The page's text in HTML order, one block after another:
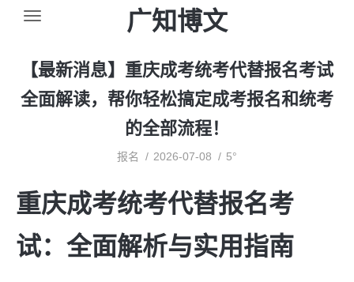
广知博文
【最新消息】重庆成考统考代替报名考试
全面解读，帮你轻松搞定成考报名和统考
的全部流程！
报名 2026-07-08 5°
重庆成考统考代替报名考
试：全面解析与实用指南